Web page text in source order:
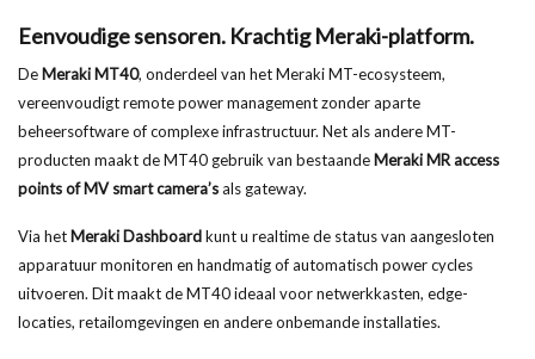
Eenvoudige sensoren. Krachtig Meraki-platform.
De Meraki MT40, onderdeel van het Meraki MT-ecosysteem,
vereenvoudigt remote power management zonder aparte
beheersoftware of complexe infrastructuur. Net als andere MT-
producten maakt de MT40 gebruik van bestaande Meraki MR access
points of MV smart camera’sals gateway.
Via het Meraki Dashboardkunt u realtime de status van aangesloten
apparatuur monitoren en handmatig of automatisch power cycles
uitvoeren. Dit maakt de MT40 ideaal voor netwerkkasten, edge-
locaties, retailomgevingen en andere onbemande installaties.